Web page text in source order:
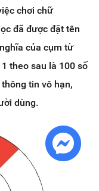
chơi chữ
đã được đặt tên
của cụm từ
theo sau là 100 số
tin vô hạn,
dùng.